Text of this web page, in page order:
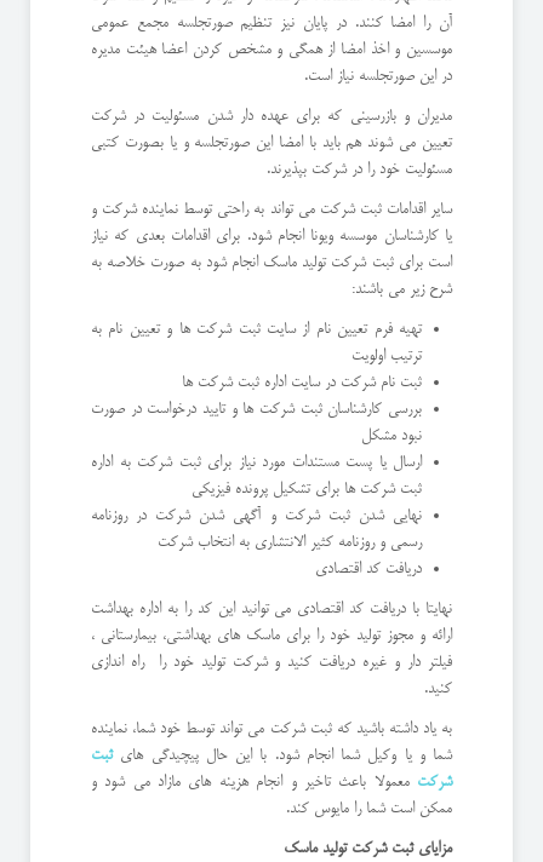
آن را امضا کنند. در پایان نیز تنظیم صورتجلسه مجمع عمومی
موسسین و اخذ امضا از همگی و مشخص کردن اعضا هیئت مدیره
در این صورتجلسه نیاز است.
مدیران و بازرسینی که برای عهده دار شدن مسئولیت در شرکت
تعیین می شوند هم باید با امضا این صورتجلسه و یا بصورت کتبی
مسئولیت خود را در شرکت بپذیرند.
سایر اقدامات ثبت شرکت می تواند به راحتی توسط نماینده شرکت و
یا کارشناسان موسسه ویونا انجام شود. برای اقدامات بعدی که نیاز
است برای ثبت شرکت تولید ماسک انجام شود به صورت خلاصه به
شرح زیر می باشند:
تهیه فرم تعیین نام از سایت ثبت شرکت ها و تعیین نام به
ترتیب اولویت
ثبت نام شرکت در سایت اداره ثبت شرکت ها
بررسی کارشناسان ثبت شرکت ها و تایید درخواست در صورت
نبود مشکل
ارسال یا پست مستندات مورد نیاز برای ثبت شرکت به اداره
ثبت شرکت ها برای تشکیل پرونده فیزیکی
نهایی شدن ثبت شرکت و آگهی شدن شرکت در روزنامه
رسمی و روزنامه کثیر الانتشاری به انتخاب شرکت
دریافت کد اقتصادی
نهایتا با دریافت کد اقتصادی می توانید این کد را به اداره بهداشت
ارائه و مجوز تولید خود را برای ماسک های بهداشتی، بیمارستانی ،
فیلتر دار و غیره دریافت کنید و شرکت تولید خود را راه اندازی
کنید.
به یاد داشته باشید که ثبت شرکت می تواند توسط خود شما، نماینده
شما و یا وکیل شما انجام شود. با این حال پیچیدگی هایثبت
شرکت معمولا باعث تاخیر و انجام هزینه های مازاد می شود و
ممکن است شما را مایوس کند.
مزایای ثبت شرکت تولید ماسک